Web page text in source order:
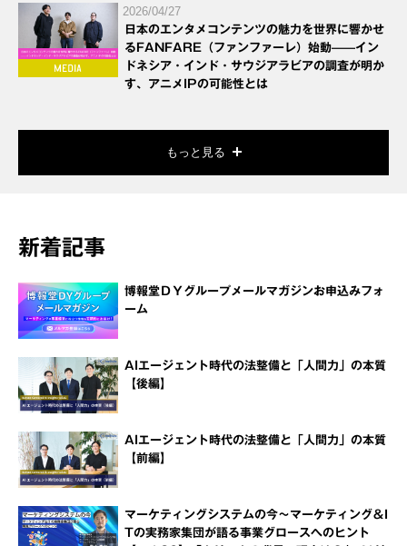
2026/04/27
日本のエンタメコンテンツの魅力を世界に響かせ
るFANFARE（ファンファーレ）始動——イン
ドネシア・インド・サウジアラビアの調査が明か
す、アニメIPの可能性とは
もっと見る
新着記事
博報堂ＤＹグループメールマガジンお申込みフォ
ーム
AIエージェント時代の法整備と「人間力」の本質
【後編】
AIエージェント時代の法整備と「人間力」の本質
【前編】
マーケティングシステムの今～マーケティング＆I
Tの実務家集団が語る事業グロースへのヒント